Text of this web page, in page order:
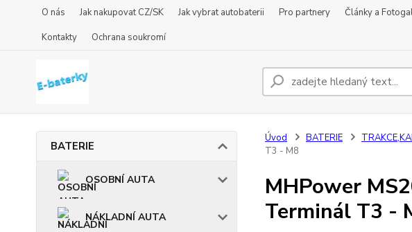
O nás Jak nakupovat CZ/SK Jak vybrat autobaterii Pro partnery Články a
Kontakty
Ochrana soukromí
BATERIE
OSOBNÍ AUTA
NÁKLADNÍ AUTA
Úvod BATERIE
T3 - M8
MHPower
Terminál T3 -